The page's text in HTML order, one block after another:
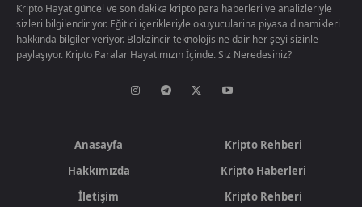
Kripto Hayat güncel ve son dakika kripto para haberleri ve analizleriyle
sizleri bilgilendiriyor. Eğitici içerikleriyle okuyucularina piyasa dinamikleri
hakkında bilgiler veriyor. Blokzincir teknolojisine dair her şeyi sizinle
paylaşıyor. Kripto Paralar Hayatımızın İçinde. Siz Neredesiniz?
Anasayfa
Hakkımızda
İletişim
Kripto Rehberi
Kripto Haberleri
Kripto Rehberi